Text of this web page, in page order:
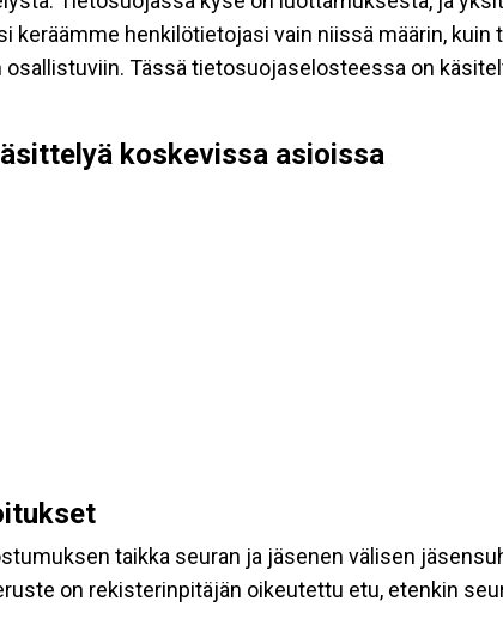
keräämme henkilötietojasi vain niissä määrin,
Tässä tietosuojaselosteessa on
koskevissa asioissa
taikka seuran ja jäsenen välisen
on rekisterinpitäjän oikeutettu etu, etenkin